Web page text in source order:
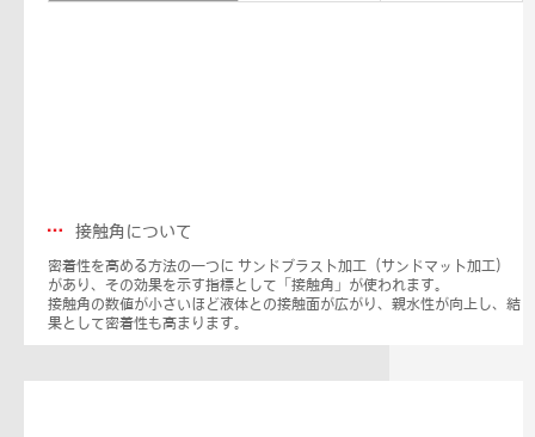
接触角について
密着性を高める方法の一つに サンドブラスト加工（サンドマット加工）
があり、その効果を示す指標として「接触角」が使われます。
接触角の数値が小さいほど液体との接触面が広がり、親水性が向上し、結
果として密着性も高まります。